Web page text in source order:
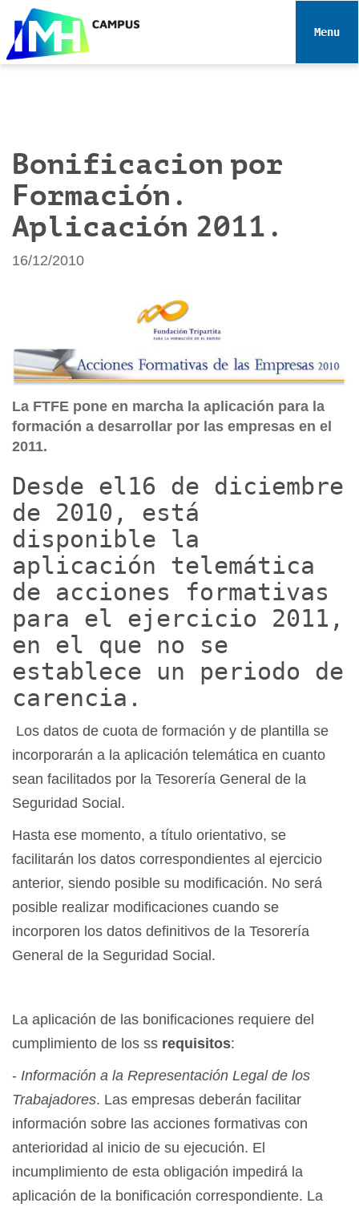
e
Toggle
Bonificacion por
Formación.
Aplicación 2011.
16/12/2010
La FTFE pone en marcha la aplicación para la
formación a desarrollar por las empresas en el
2011.
Desde el16 de diciembre
de 2010, está
disponible la
aplicación telemática
de acciones formativas
para el ejercicio 2011,
en el que no se
establece un periodo de
carencia.
Los datos de cuota de formación y de plantilla se
incorporarán a la aplicación telemática en cuanto
sean facilitados por la Tesorería General de la
Seguridad Social.
Hasta ese momento, a título orientativo, se
facilitarán los datos correspondientes al ejercicio
anterior, siendo posible su modificación. No será
posible realizar modificaciones cuando se
incorporen los datos definitivos de la Tesorería
General de la Seguridad Social.
La aplicación de las bonificaciones requiere del
cumplimiento de los ss requisitos:
- Información a la Representación Legal de los
Trabajadores. Las empresas deberán facilitar
información sobre las acciones formativas con
anterioridad al inicio de su ejecución. El
incumplimiento de esta obligación impedirá la
aplicación de la bonificación correspondiente. La